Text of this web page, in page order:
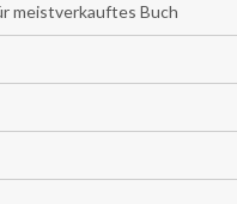
meistverkauftes Buch